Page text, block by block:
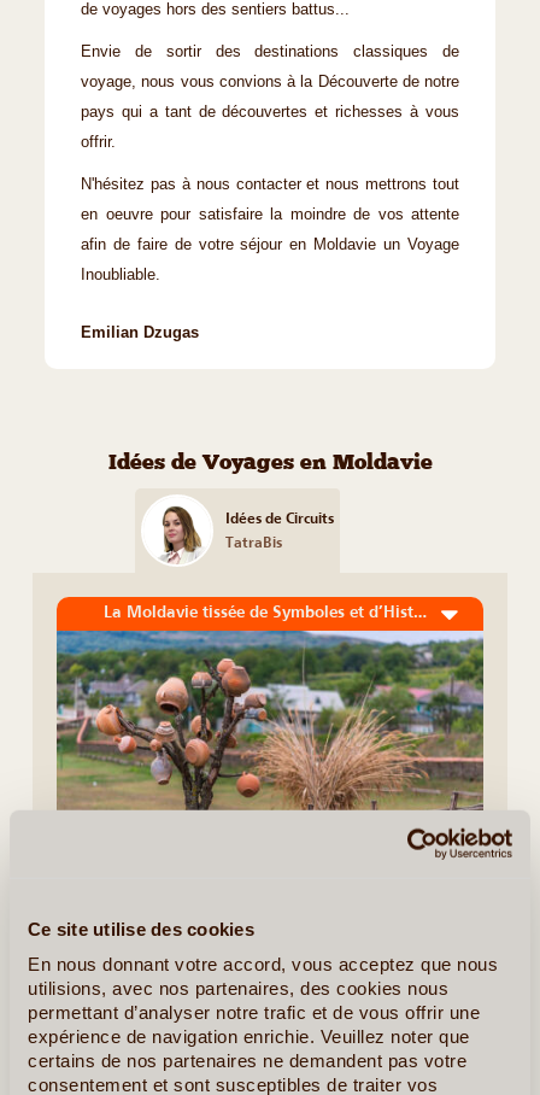
Ce site utilise des cookies
En nous donnant votre accord, vous acceptez que nous
utilisions, avec nos partenaires, des cookies nous
permettant d’analyser notre trafic et de vous offrir une
expérience de navigation enrichie. Veuillez noter que
certains de nos partenaires ne demandent pas votre
consentement et sont susceptibles de traiter vos
de voyages hors des sentiers battus...
Envie de sortir des destinations classiques de
voyage, nous vous convions à la Découverte de notre
pays qui a tant de découvertes et richesses à vous
offrir.
N'hésitez pas à nous contacter et nous mettrons tout
en oeuvre pour satisfaire la moindre de vos attente
afin de faire de votre séjour en Moldavie un Voyage
Inoubliable.
Emilian Dzugas
Idées de Voyages en Moldavie
Idées de Circuits
TatraBis
La Moldavie tissée de Symboles et d’Histoires
Moldavie à travers ses symboles traditionnels, ses savoir-
faire et ses communautés. L’Arbre de Vie, le Soleil, le
Losange et le motif de la Corde deviennent le (...)